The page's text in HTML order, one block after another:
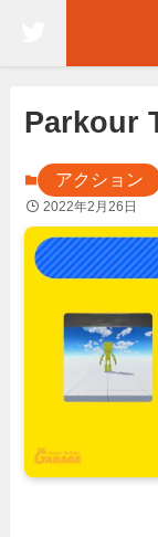
Parkour
アクション
2022年2月26日